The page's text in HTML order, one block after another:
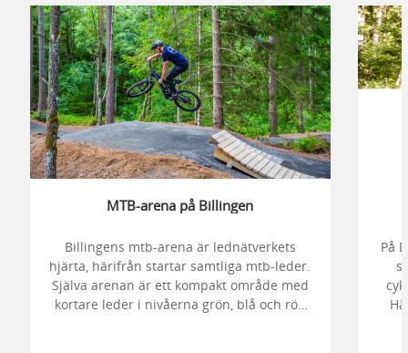
MTB-arena på Billingen
Billingens mtb-arena är lednätverkets
hjärta, härifrån startar samtliga mtb-leder.
Själva arenan är ett kompakt område med
kortare leder i nivåerna grön, blå och röd
På